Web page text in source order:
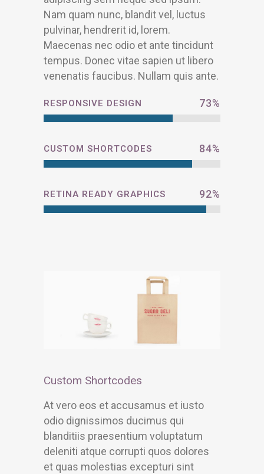
Nam quam nunc, blandit vel, luctus
pulvinar, hendrerit id, lorem.
Maecenas nec odio et ante tincidunt
tempus. Donec vitae sapien ut libero
venenatis faucibus. Nullam quis ante.
RESPONSIVE DESIGN 73%
CUSTOM SHORTCODES 84%
RETINA READY GRAPHICS 92%
Custom Shortcodes
At vero eos et accusamus et iusto
odio dignissimos ducimus qui
blanditiis praesentium voluptatum
deleniti atque corrupti quos dolores
et quas molestias excepturi sint